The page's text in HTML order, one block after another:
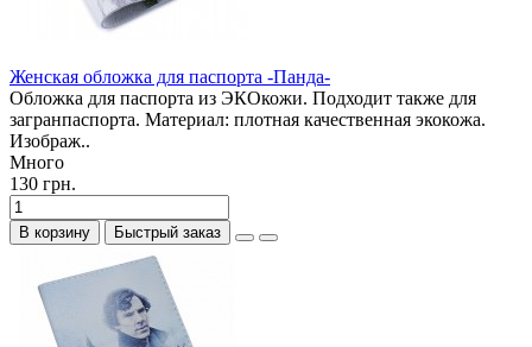
Женская обложка для паспорта -Панда-
Обложка для паспорта из ЭКОкожи. Подходит также для
загранпаспорта. Материал: плотная качественная экокожа.
Изображ..
Много
130 грн.
В корзину Быстрый заказ